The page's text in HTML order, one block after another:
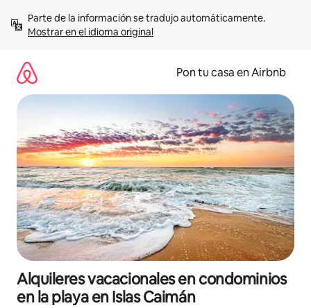
contenidoMostrar en el idioma original
Pon tu casa en Airbnb
Alquileres vacacionales en condominios
en la playa en Islas Caimán